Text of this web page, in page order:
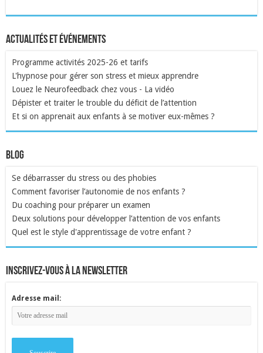
Actualités et événements
Programme activités 2025-26 et tarifs
L'hypnose pour gérer son stress et mieux apprendre
Louez le Neurofeedback chez vous - La vidéo
Dépister et traiter le trouble du déficit de l’attention
Et si on apprenait aux enfants à se motiver eux-mêmes ?
Blog
Se débarrasser du stress ou des phobies
Comment favoriser l’autonomie de nos enfants ?
Du coaching pour préparer un examen
Deux solutions pour développer l’attention de vos enfants
Quel est le style d'apprentissage de votre enfant ?
inscrivez-vous à la newsletter
Adresse mail: